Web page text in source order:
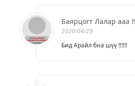
Баярцогт Лалар ааа ‼️
2026/04/29
Бид Арайл бна шүү ‼️‼️‼️